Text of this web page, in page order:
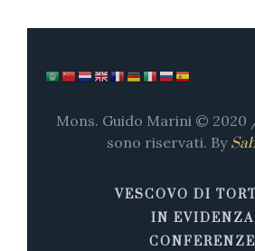
Mons. Guido Marini ©
sono riservati. By
VESCOVO DI
IN EVIDENZA
CONFERENZE